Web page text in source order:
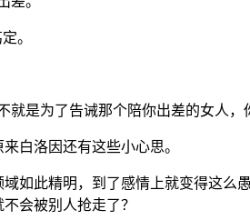
。
就是为了告诫那个陪你出差的女人
白洛因还有这些小心思。
如此精明，到了感情上就变得这
会被别人抢走了？